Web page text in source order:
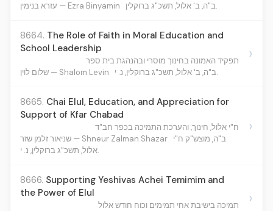
עזרא בנימין — Ezra Binyamin
ב"ה, ב' אלול, תשכ"ג ברוקלין.
8664. The Role of Faith in Moral Education and
School Leadership
תפקיד האמונה בחינוך מוסרי ובהנהגת בית ספר
שלום לוין — Shalom Levin
ב"ה, ב' אלול, תשכ"ג ברוקלין, נ. י.
›
8665. Chai Elul, Education, and Appreciation for
Support of Kfar Chabad
ח"י אלול, חינוך, והערכת התמיכה בכפר חב"ד
שניאור זלמן שזר — Shneur Zalman Shazar ב"ה, מוצש"ק ח"י
אלול, תשכ"ג ברוקלין, נ. י.
›
8666. Supporting Yeshivas Achei Temimim and
the Power of Elul
תמיכה בישיבת אחי תמימים וכוח חודש אלול
›